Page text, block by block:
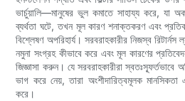
ভার্চুয়ালি—মানুষের ভুল কমাতে সাহায্য করে, যা
ব্যর্থতা ঘটে, তখন মূল কারণ শনাক্তকরণ এবং
বিশ্লেষণ অপরিহার্য। সরবরাহকারীর নিজস্ব রিটার্নস
নমুনা সংগ্রহ কীভাবে করে এবং মূল কারণের
জিজ্ঞাসা করুন। যে সরবরাহকারীরা স্বতঃস্ফূর্তভাবে
ভাগ করে নেয়, তারা অংশীদারিত্বমূলক
করে।